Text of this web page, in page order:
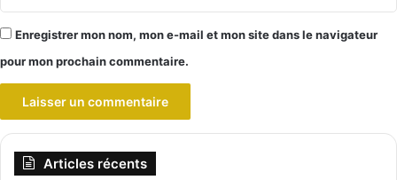
Enregistrer mon nom, mon e-mail et mon site dans le navigateur
pour mon prochain commentaire.
Articles récents